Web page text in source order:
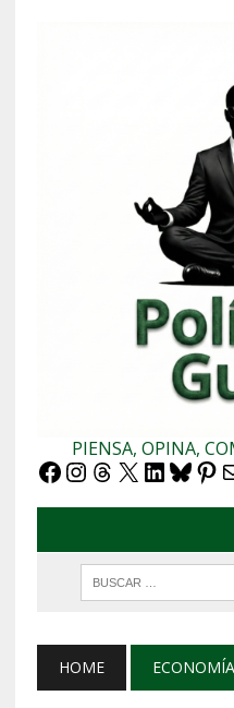
PIENSA, OPINA,
Facebook
Instagram
Threads
X
HOME ECONOMÍA